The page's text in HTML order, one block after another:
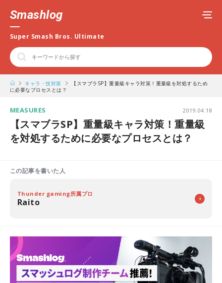
Smashlog
Super Smash Bros. Ultimate
キャラ・技対策
【スマブラSP】重量級キャラ対策！重量級を対処するため
に必要なプロセスとは？
MEASURES 2019.04.18
【スマブラSP】重量級キャラ対策！重量級
を対処するために必要なプロセスとは？
この記事を書いた人
Thunder gaming所属プロ
Raito